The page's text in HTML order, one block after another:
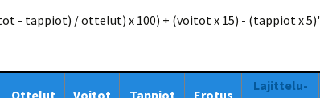
- tappiot) / ottelut) x 100) + (voitot x 15) - (tappiot x 5)'
Ottelut Voitot Tappiot Erotus
Lajittelu-